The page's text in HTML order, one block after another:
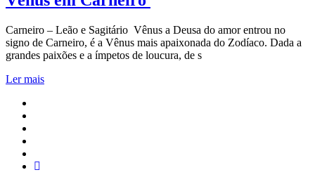
Carneiro – Leão e Sagitário Vênus a Deusa do amor entrou no
signo de Carneiro, é a Vênus mais apaixonada do Zodíaco. Dada a
grandes paixões e a ímpetos de loucura, de s
Ler mais